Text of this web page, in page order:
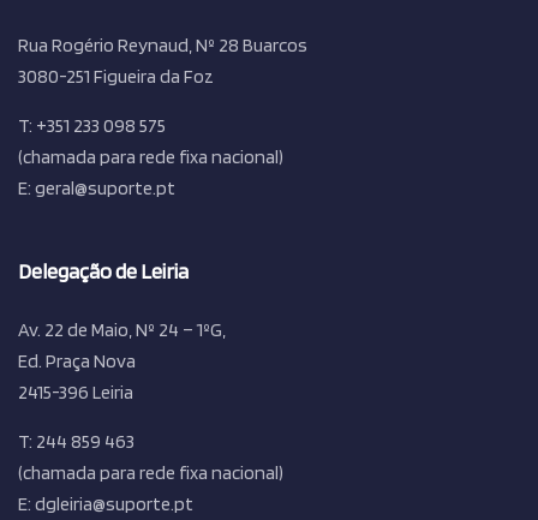
Rua Rogério Reynaud, Nº 28 Buarcos
3080-251 Figueira da Foz
T: +351 233 098 575
(chamada para rede fixa nacional)
E: geral@suporte.pt
Delegação de Leiria
Av. 22 de Maio, Nº 24 – 1ºG,
Ed. Praça Nova
2415-396 Leiria
T: 244 859 463
(chamada para rede fixa nacional)
E: dgleiria@suporte.pt